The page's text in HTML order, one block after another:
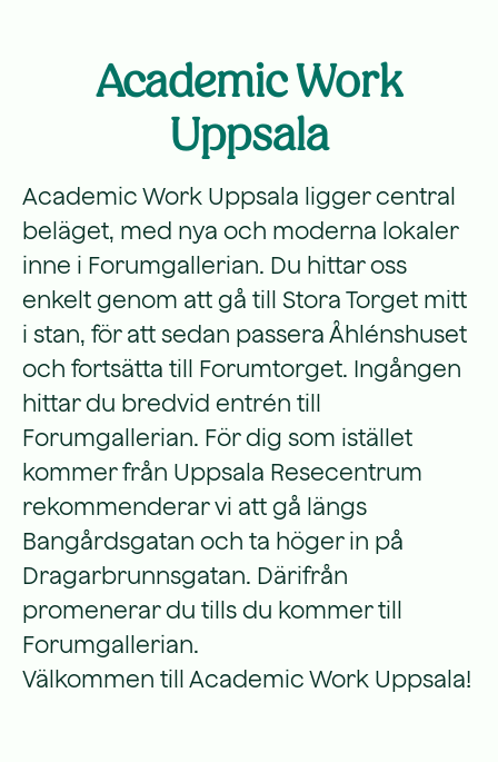
Academic Work
Uppsala
Academic Work Uppsala ligger central
beläget, med nya och moderna lokaler
inne i Forumgallerian. Du hittar oss
enkelt genom att gå till Stora Torget mitt
i stan, för att sedan passera Åhlénshuset
och fortsätta till Forumtorget. Ingången
hittar du bredvid entrén till
Forumgallerian. För dig som istället
kommer från Uppsala Resecentrum
rekommenderar vi att gå längs
Bangårdsgatan och ta höger in på
Dragarbrunnsgatan. Därifrån
promenerar du tills du kommer till
Forumgallerian.
Välkommen till Academic Work Uppsala!